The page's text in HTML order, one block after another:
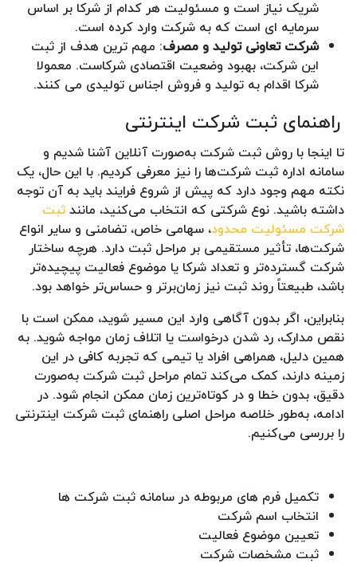
شریک نیاز است و مسئولیت هر کدام از شرکا بر اساس
سرمایه ای است که به شرکت وارد کرده است.
شرکت تعاونی تولید و مصرف: مهم ترین هدف از ثبت
این شرکت، بهبود وضعیت اقتصادی شرکاست. معمولا
شرکا اقدام به تولید و فروش اجناس تولیدی می کنند.
راهنمای ثبت شرکت اینترنتی
تا اینجا با روش ثبت شرکت به‌صورت آنلاین آشنا شدیم و
سامانه اداره ثبت شرکت‌ها را نیز معرفی کردیم. با این حال، یک
نکته مهم وجود دارد که پیش از شروع فرایند باید به آن توجه
داشته باشید. نوع شرکتی که انتخاب می‌کنید، مانندثبت
شرکت مسئولیت محدود، سهامی خاص، تضامنی و سایر انواع
شرکت‌ها، تأثیر مستقیمی بر مراحل ثبت دارد. هرچه ساختار
شرکت گسترده‌تر و تعداد شرکا یا موضوع فعالیت پیچیده‌تر
باشد، طبیعتاً روند ثبت نیز زمان‌برتر و حساس‌تر خواهد بود.
بنابراین، اگر بدون آگاهی وارد این مسیر شوید، ممکن است با
نقص مدارک، رد شدن درخواست یا اتلاف زمان مواجه شوید. به
همین دلیل، همراهی افراد یا تیمی که تجربه کافی در این
زمینه دارند، کمک می‌کند تمام مراحل ثبت شرکت به‌صورت
دقیق، بدون خطا و در کوتاه‌ترین زمان ممکن انجام شود. در
ادامه، به‌طور خلاصه مراحل اصلی راهنمای ثبت شرکت اینترنتی
را بررسی می‌کنیم.
تکمیل فرم های مربوطه در سامانه ثبت شرکت ها
انتخاب اسم شرکت
تعیین موضوع فعالیت
ثبت مشخصات شرکت